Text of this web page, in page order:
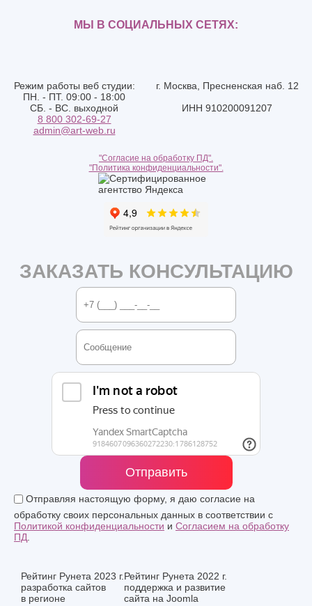
Режим работы веб студии:
ПН. - ПТ. 09:00 - 18:00
СБ. - ВС. выходной
8 800 302-69-27
admin@art-web.ru
г. Москва, Пресненская наб. 12
ИНН 910200091207
"Согласие на обработку ПД".
"Политика конфиденциальности".
МЫ В СОЦИАЛЬНЫХ СЕТЯХ:
ЗАКАЗАТЬ КОНСУЛЬТАЦИЮ
Отправить
Отправляя настоящую форму, я даю согласие на
обработку своих персональных данных в соответствии с
Политикой конфиденциальности и Согласием на обработку
ПД
Рейтинг Рунета 2023 г.
разработка сайтов
в регионе
Рейтинг Рунета 2022 г.
поддержка и развитие
сайта на Joomla